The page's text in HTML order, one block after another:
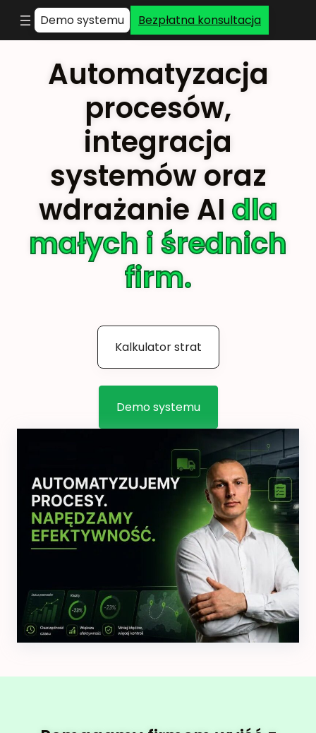
Przejdź
Demo systemu Bezpłatna konsultacja
Automatyzacja
procesów,
integracja
systemów oraz
wdrażanie AI dla
małych i średnich
firm.
Kalkulator strat
Demo systemu